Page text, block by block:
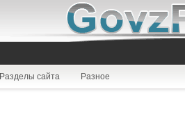
Разделы сайта Разное